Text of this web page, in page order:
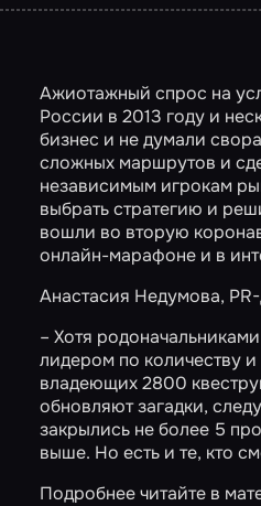
Ажиотажный спрос на
России в 2013 году и
бизнес и не думали
сложных маршрутов и
независимым игрокам
выбрать стратегию и
вошли во вторую
онлайн-марафоне и в
Анастасия Недумова,
– Хотя
лидером по количеству
владеющих 2800
обновляют загадки,
закрылись не более 5
выше. Но есть и те, кто
Подробнее читайте в